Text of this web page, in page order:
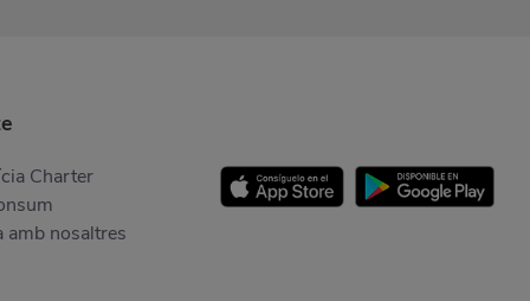
Charter
amb nosaltres